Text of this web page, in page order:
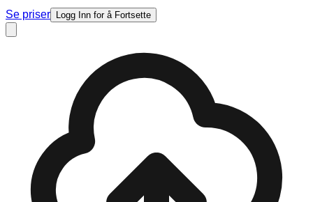
Se priser Logg Inn for å Fortsette